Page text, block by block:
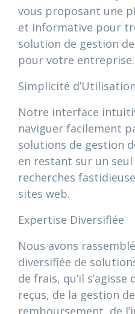
vous proposant une
et informative pour
solution de gestion
pour votre entreprise.
Simplicité d’Utilisation
Notre interface
naviguer facilement
solutions de gestion
en restant sur un seul
recherches
sites web.
Expertise Diversifiée
Nous avons
diversifiée de
de frais, qu’il
reçus, de la gestion
remboursement, de